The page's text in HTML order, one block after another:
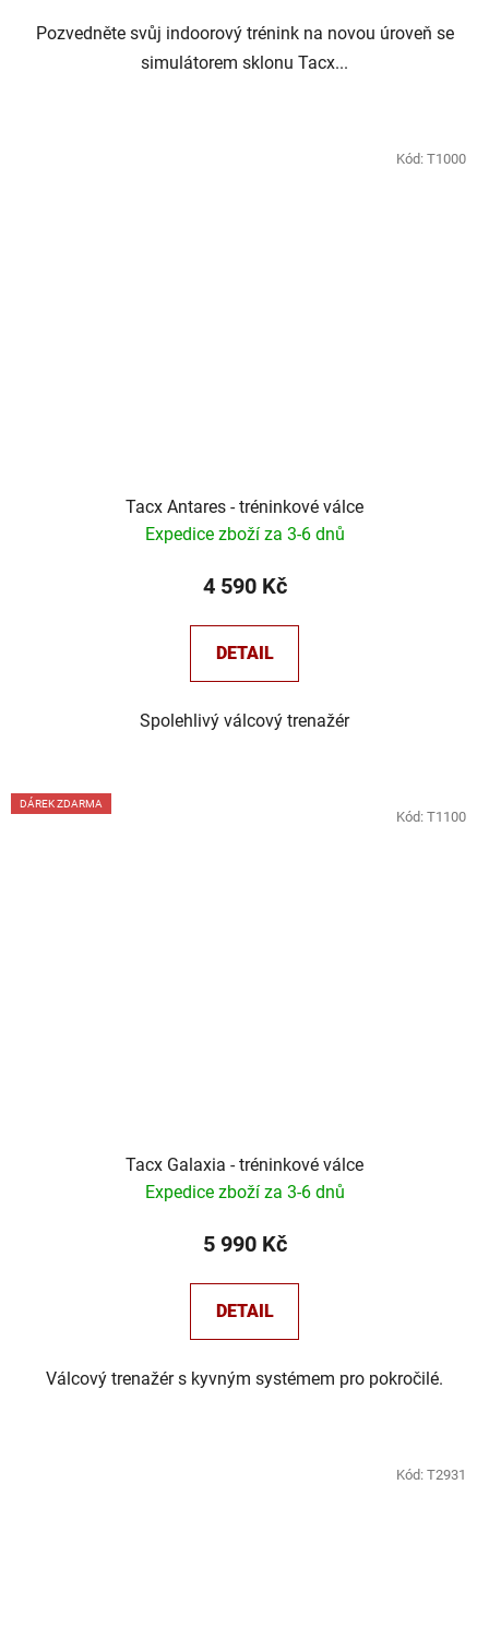
Pozvedněte svůj indoorový trénink na novou úroveň se
simulátorem sklonu Tacx...
Tacx Antares - tréninkové válce
Expedice zboží za 3-6 dnů
4 590 Kč
DETAIL
Spolehlivý válcový trenažér
Kód: T1000
DÁREK ZDARMA
Tacx Galaxia - tréninkové válce
Expedice zboží za 3-6 dnů
5 990 Kč
DETAIL
Válcový trenažér s kyvným systémem pro pokročilé.
Kód: T1100
Kód: T2931